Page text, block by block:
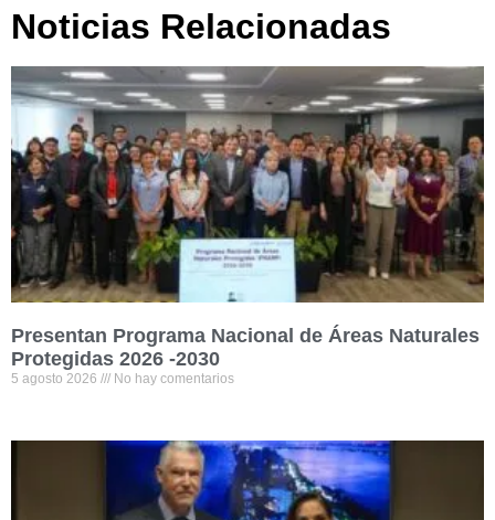
Noticias Relacionadas
Presentan Programa Nacional de Áreas Naturales
Protegidas 2026 -2030
5 agosto 2026 No hay comentarios